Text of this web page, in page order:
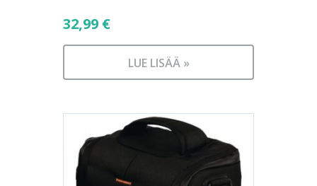
32,99 €
LUE LISÄÄ »